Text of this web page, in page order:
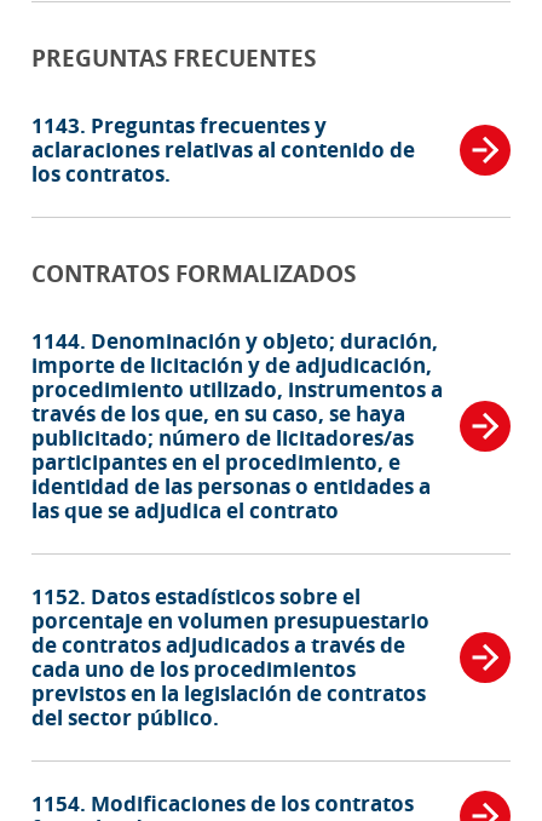
PREGUNTAS FRECUENTES
1143. Preguntas frecuentes y
aclaraciones relativas al contenido de
los contratos.
CONTRATOS FORMALIZADOS
1144. Denominación y objeto; duración,
importe de licitación y de adjudicación,
procedimiento utilizado, instrumentos a
través de los que, en su caso, se haya
publicitado; número de licitadores/as
participantes en el procedimiento, e
identidad de las personas o entidades a
las que se adjudica el contrato
1152. Datos estadísticos sobre el
porcentaje en volumen presupuestario
de contratos adjudicados a través de
cada uno de los procedimientos
previstos en la legislación de contratos
del sector público.
1154. Modificaciones de los contratos